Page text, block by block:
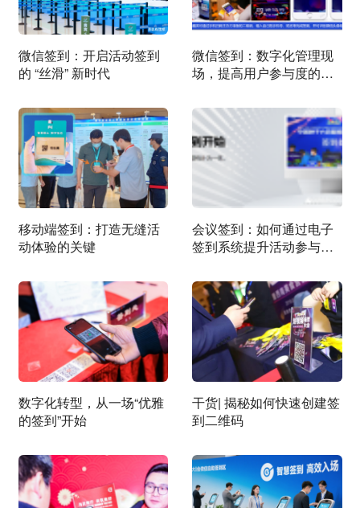
微信签到：开启活动签到
的 “丝滑” 新时代
微信签到：数字化管理现
场，提高用户参与度的神
移动端签到：打造无缝活
动体验的关键
会议签到：如何通过电子
签到系统提升活动参与
数字化转型，从一场“优雅
的签到”开始
干货| 揭秘如何快速创建签
到二维码